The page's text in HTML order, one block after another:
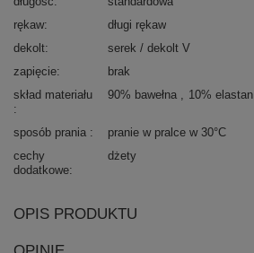
rękaw
długi rękaw
dekolt
serek / dekolt V
zapięcie
brak
skład materiału
90% bawełna 10% elastan
sposób prania
pranie w pralce w 30°C
cechy
dodatkowe
dżety
OPIS PRODUKTU